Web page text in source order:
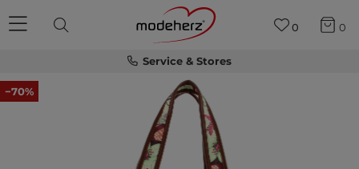
Service & Stores
0 0
−70%